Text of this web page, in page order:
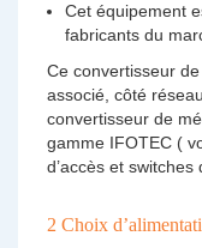
Cet équipement
fabricants du
Ce convertisseur
associé, côté
convertisseur de
gamme IFOTEC (
d’accès et switches
2 Choix